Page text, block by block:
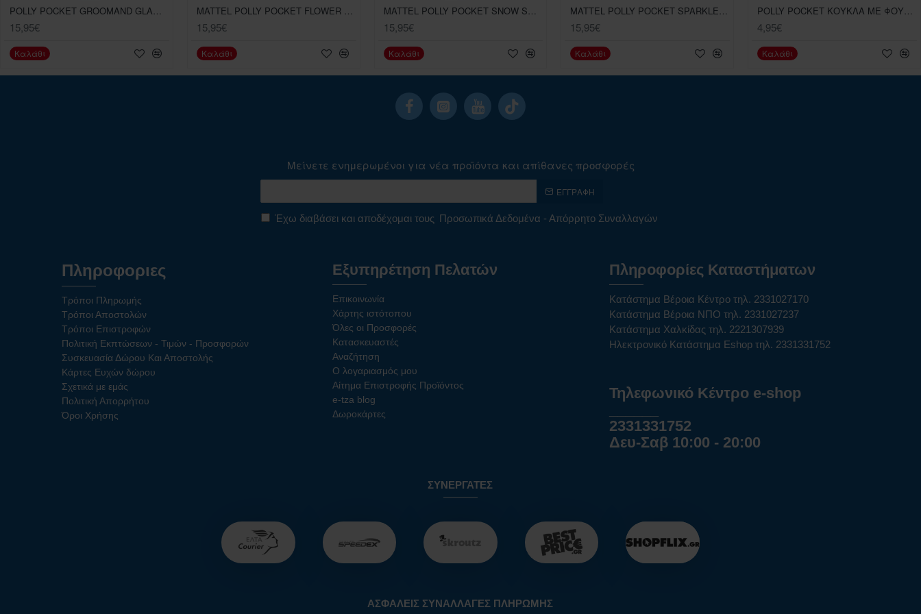
15,95€
Καλάθι
15,95€
Καλάθι
15,95€
Καλάθι
15,95€
Καλάθι
4,95€
Καλάθι
Μείνετε ενημερωμένοι για νέα προϊόντα και απίθανες προσφορές
ΕΓΓΡΑΦΉ
Έχω διαβάσει και αποδέχομαι τους Προσωπικά Δεδομένα - Απόρρητο Συναλλαγών
Πληροφοριες
Τρόποι Πληρωμής
Τρόποι Αποστολών
Τρόποι Επιστροφών
Πολιτική Εκπτώσεων - Τιμών - Προσφορών
Συσκευασία Δώρου Και Αποστολής
Κάρτες Ευχών δώρου
Σχετικά με εμάς
Πολιτική Απορρήτου
Όροι Χρήσης
Εξυπηρέτηση Πελατών
Επικοινωνία
Χάρτης ιστότοπου
Όλες οι Προσφορές
Κατασκευαστές
Αναζήτηση
Ο λογαριασμός μου
Αίτημα Επιστροφής Προϊόντος
e-tza blog
Δωροκάρτες
Πληροφορίες Καταστήματων
Κατάστημα Βέροια Κέντρο τηλ. 2331027170
Κατάστημα Βέροια ΝΠΟ τηλ. 2331027237
Κατάστημα Χαλκίδας τηλ. 2221307939
Ηλεκτρονικό Κατάστημα Eshop τηλ. 2331331752
Τηλεφωνικό Κέντρο e-shop
2331331752
Δευ-Σαβ 10:00 - 20:00
ΣΥΝΕΡΓΆΤΕΣ
ΑΣΦΑΛΕΊΣ ΣΥΝΑΛΛΑΓΈΣ ΠΛΗΡΩΜΉΣ